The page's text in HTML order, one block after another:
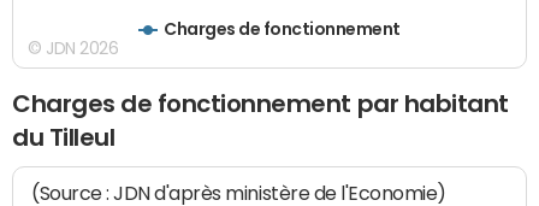
Charges de fonctionnement
© JDN 2026
Charges de fonctionnement par habitant
du Tilleul
(Source : JDN d'après ministère de l'Economie)